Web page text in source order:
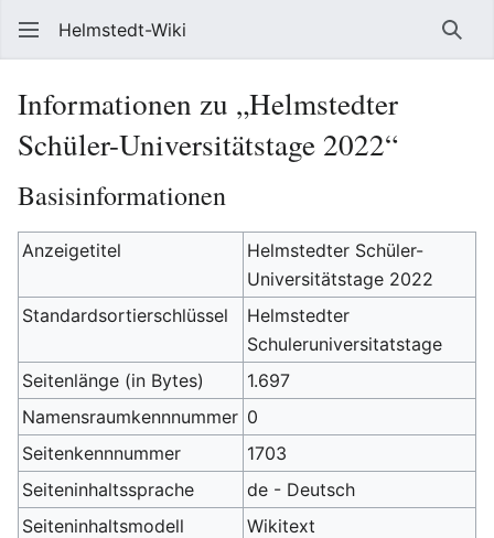
Helmstedt-Wiki
Informationen zu „Helmstedter
Schüler-Universitätstage 2022“
Basisinformationen
Anzeigetitel
Helmstedter Schüler-
Universitätstage 2022
Standardsortierschlüssel
Helmstedter
Schuleruniversitatstage
Seitenlänge (in Bytes)
1.697
Namensraumkennnummer 0
Seitenkennnummer
1703
Seiteninhaltssprache
de - Deutsch
Seiteninhaltsmodell
Wikitext